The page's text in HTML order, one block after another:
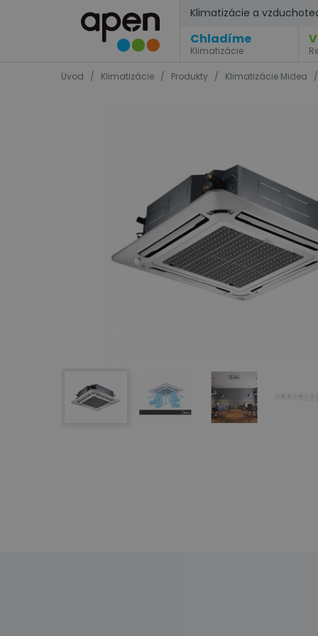
Klimatizácie a
Chladíme
Klimatizácie
Úvod / Klimatizácie / Produkty / Klimatizácie Midea /